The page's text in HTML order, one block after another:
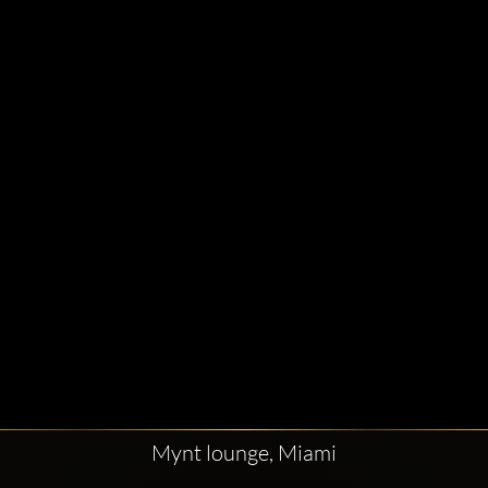
Mynt lounge, Miami